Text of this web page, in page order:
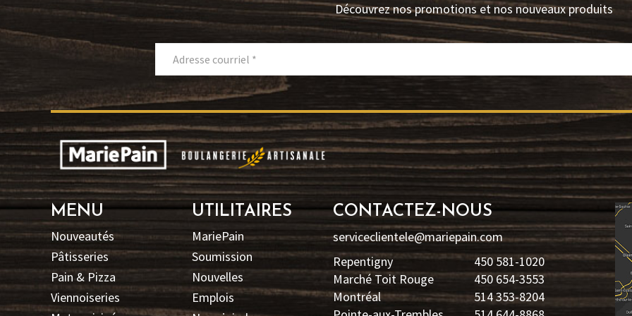
Découvrez nos promotions et nos nouveaux produits
MENU
Nouveautés
Pâtisseries
Pain & Pizza
Viennoiseries
UTILITAIRES
MariePain
Soumission
Nouvelles
Emplois
CONTACTEZ-NOUS
serviceclientele@mariepain.com
Repentigny
450 581-1020
Marché Toit Rouge
450 654-3553
Montréal
514 353-8204